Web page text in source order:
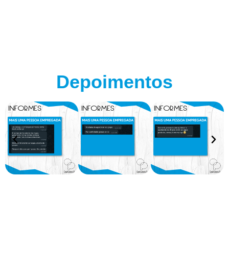
Depoimentos